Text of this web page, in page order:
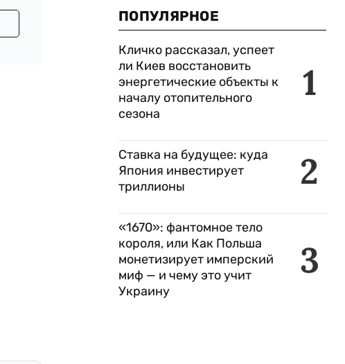
ПОПУЛЯРНОЕ
1
Кличко рассказал, успеет
ли Киев восстановить
энергетические объекты к
началу отопительного
сезона
2
Ставка на будущее: куда
Япония инвестирует
триллионы
3
«1670»: фантомное тело
короля, или Как Польша
монетизирует имперский
миф — и чему это учит
Украину